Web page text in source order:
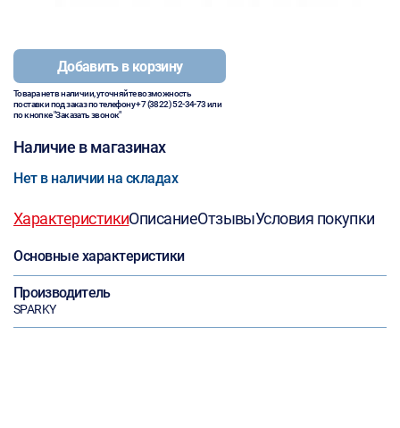
Добавить в корзину
Товара нет в наличии, уточняйте возможность
поставки под заказ по телефону+7 (3822) 52-34-73или
по кнопке "Заказать звонок"
Наличие в магазинах
Нет в наличии на складах
ХарактеристикиОписаниеОтзывыУсловия покупки
Основные характеристики
Производитель
SPARKY